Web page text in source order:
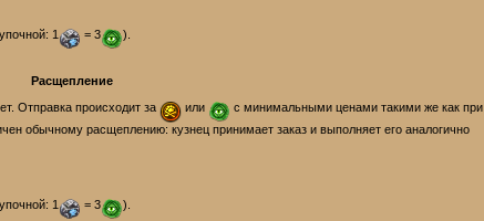
1
= 3 ).
Расщепление
Отправка происходит за
или
с минимальными ценами такими же как при
обычному расщеплению: кузнец принимает заказ и выполняет его аналогично
1
= 3 ).